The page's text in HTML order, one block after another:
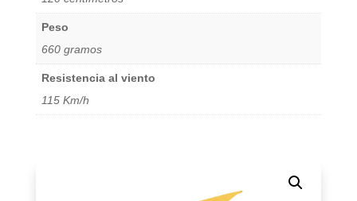
Peso
660 gramos
Resistencia al viento
115 Km/h